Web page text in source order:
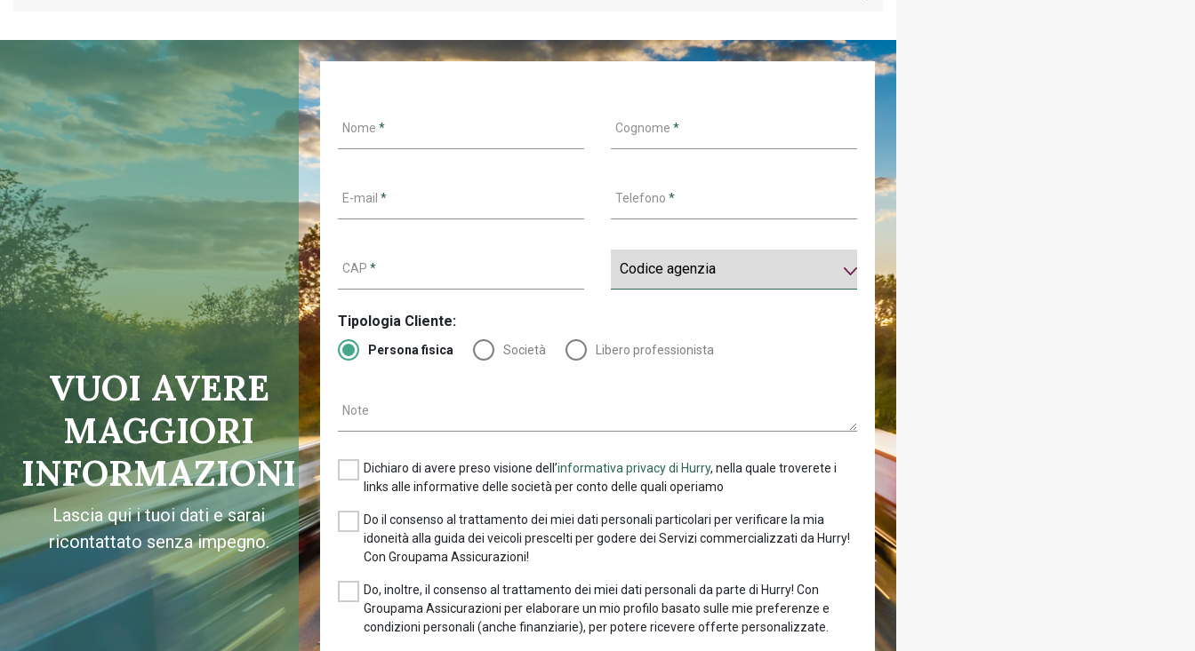
VUOI AVERE
MAGGIORI
INFORMAZIONI
Lascia qui i tuoi dati e sarai
ricontattato senza impegno.
Nome * Cognome *
E-mail * Telefono *
CAP *
Tipologia Cliente:
Persona fisica Società Libero professionista
Note
Dichiaro di avere preso visione dell’informativa privacy di Hurry, nella quale troverete i
links alle informative delle società per conto delle quali operiamo
Do il consenso al trattamento dei miei dati personali particolari per verificare la mia
idoneità alla guida dei veicoli prescelti per godere dei Servizi commercializzati da Hurry!
Con Groupama Assicurazioni!
Do, inoltre, il consenso al trattamento dei miei dati personali da parte di Hurry! Con
Groupama Assicurazioni per elaborare un mio profilo basato sulle mie preferenze e
condizioni personali (anche finanziarie), per potere ricevere offerte personalizzate.